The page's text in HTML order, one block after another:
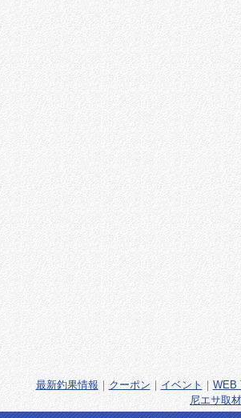
最新釣果情報 ｜ クーポン ｜ イベント ｜ WEB
尼エサ取